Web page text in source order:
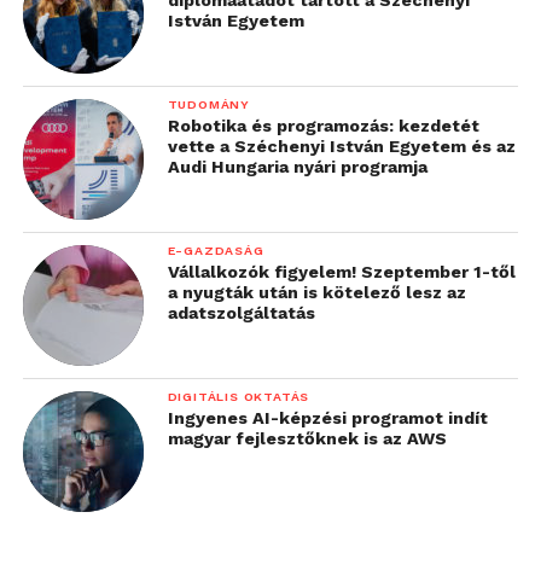
István Egyetem
TUDOMÁNY
Robotika és programozás: kezdetét
vette a Széchenyi István Egyetem és az
Audi Hungaria nyári programja
E-GAZDASÁG
Vállalkozók figyelem! Szeptember 1-től
a nyugták után is kötelező lesz az
adatszolgáltatás
DIGITÁLIS OKTATÁS
Ingyenes AI-képzési programot indít
magyar fejlesztőknek is az AWS